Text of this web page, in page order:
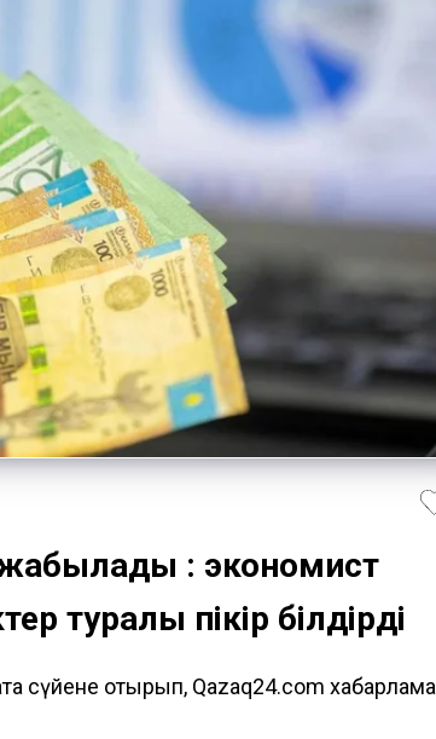
жабылады : экономист
туралы пікір білдірді
сүйене отырып, Qazaq24.com хабарлама